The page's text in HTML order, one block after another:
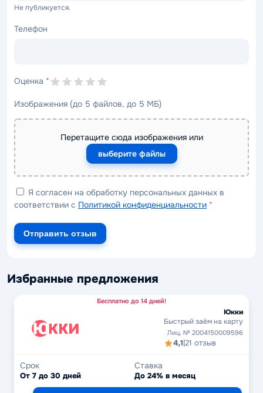
Не публикуется.
Телефон
Оценка *
Изображения (до 5 файлов, до 5 МБ)
Перетащите сюда изображения или
выберите файлы
Я согласен на обработку персональных данных в
соответствии с Политикой конфиденциальности *
Отправить отзыв
Избранные предложения
Бесплатно до 14 дней!
Юкки
Быстрый заём на карту
Лиц. № 2004150009596
4,1|21 отзыв
Срок
От 7 до 30 дней
Ставка
До 24% в месяц